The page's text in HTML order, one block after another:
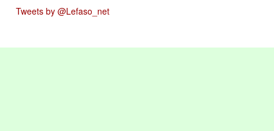
Tweets by @Lefaso_net